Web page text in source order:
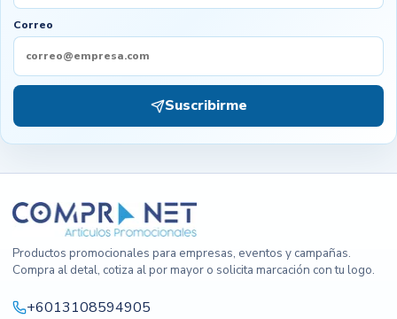
Correo
Suscribirme
Productos promocionales para empresas, eventos y campañas.
Compra al detal, cotiza al por mayor o solicita marcación con tu logo.
+6013108594905